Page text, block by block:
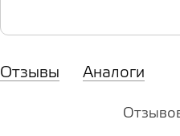
Отзывы Аналоги